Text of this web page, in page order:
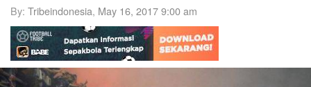
By: Tribeindonesia, May 16, 2017 9:00 am